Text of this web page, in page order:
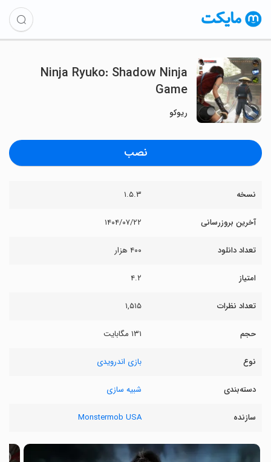
Ninja Ryuko: Shadow Ninja
Game
ریوکو
نصب
نسخه ۱.۵.۳
آخرین بروزرسانی ۱۴۰۴/۰۷/۲۲
تعداد دانلود ۴۰۰ هزار
امتیاز ۴.۲
تعداد نظرات ۱,۵۱۵
حجم ۱۳۱ مگابایت
نوع بازی اندرویدی
دسته‌بندی شبیه سازی
سازنده Monstermob USA